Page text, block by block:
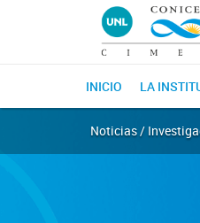
INICIO LA
Noticias /